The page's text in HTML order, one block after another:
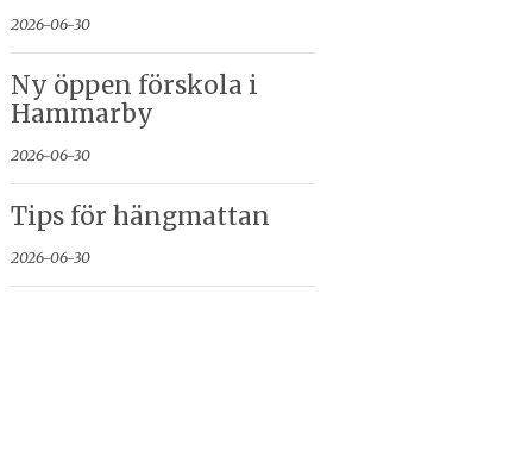
2026-06-30
Ny öppen förskola i
Hammarby
2026-06-30
Tips för hängmattan
2026-06-30